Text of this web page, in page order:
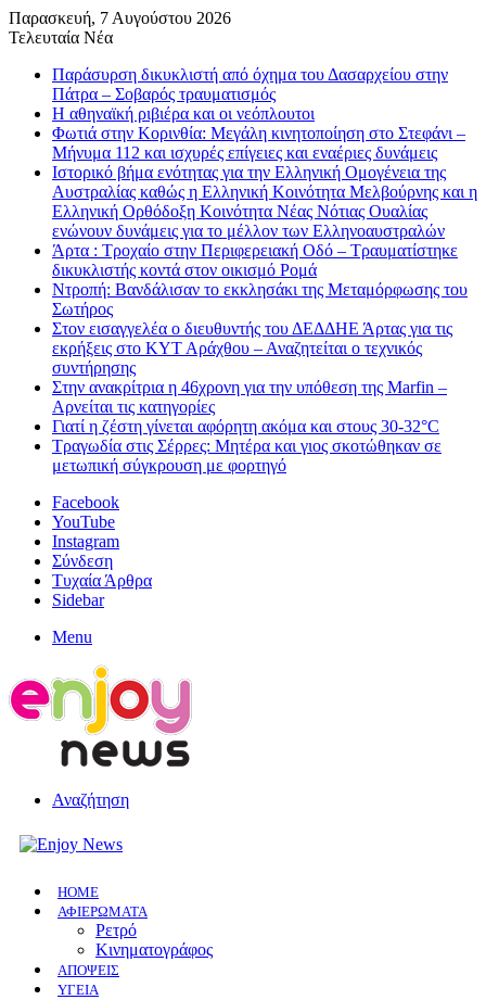
Παρασκευή, 7 Αυγούστου 2026
Τελευταία Νέα
Παράσυρση δικυκλιστή από όχημα του Δασαρχείου στην
Πάτρα – Σοβαρός τραυματισμός
Η αθηναϊκή ριβιέρα και οι νεόπλουτοι
Φωτιά στην Κορινθία: Μεγάλη κινητοποίηση στο Στεφάνι –
Μήνυμα 112 και ισχυρές επίγειες και εναέριες δυνάμεις
Ιστορικό βήμα ενότητας για την Ελληνική Ομογένεια της
Αυστραλίας καθώς η Ελληνική Κοινότητα Μελβούρνης και η
Ελληνική Ορθόδοξη Κοινότητα Νέας Νότιας Ουαλίας
ενώνουν δυνάμεις για το μέλλον των Ελληνοαυστραλών
Άρτα : Τροχαίο στην Περιφερειακή Οδό – Τραυματίστηκε
δικυκλιστής κοντά στον οικισμό Ρομά
Ντροπή: Βανδάλισαν το εκκλησάκι της Μεταμόρφωσης του
Σωτήρος
Στον εισαγγελέα ο διευθυντής του ΔΕΔΔΗΕ Άρτας για τις
εκρήξεις στο ΚΥΤ Αράχθου – Αναζητείται ο τεχνικός
συντήρησης
Στην ανακρίτρια η 46χρονη για την υπόθεση της Marfin –
Αρνείται τις κατηγορίες
Γιατί η ζέστη γίνεται αφόρητη ακόμα και στους 30-32°C
Τραγωδία στις Σέρρες: Μητέρα και γιος σκοτώθηκαν σε
μετωπική σύγκρουση με φορτηγό
Facebook
YouTube
Instagram
Σύνδεση
Τυχαία Άρθρα
Sidebar
Menu
Αναζήτηση
HOME
ΑΦΙΕΡΩΜΑΤΑ
Ρετρό
Κινηματογράφος
ΑΠΟΨΕΙΣ
ΥΓΕΙΑ